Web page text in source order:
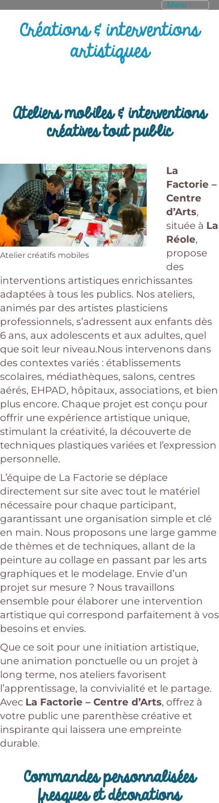
Menu
Créations & interventions
artistiques
Ateliers mobiles & interventions
créatives tout public
Atelier créatifs mobiles
La
Factorie –
Centre
d’Arts,
située à La
Réole,
propose
des
interventions artistiques enrichissantes
adaptées à tous les publics. Nos ateliers,
animés par des artistes plasticiens
professionnels, s’adressent aux enfants dès
6 ans, aux adolescents et aux adultes, quel
que soit leur niveau.Nous intervenons dans
des contextes variés : établissements
scolaires, médiathèques, salons, centres
aérés, EHPAD, hôpitaux, associations, et bien
plus encore. Chaque projet est conçu pour
offrir une expérience artistique unique,
stimulant la créativité, la découverte de
techniques plastiques variées et l’expression
personnelle.
L’équipe de La Factorie se déplace
directement sur site avec tout le matériel
nécessaire pour chaque participant,
garantissant une organisation simple et clé
en main. Nous proposons une large gamme
de thèmes et de techniques, allant de la
peinture au collage en passant par les arts
graphiques et le modelage. Envie d’un
projet sur mesure ? Nous travaillons
ensemble pour élaborer une intervention
artistique qui correspond parfaitement à vos
besoins et envies.
Que ce soit pour une initiation artistique,
une animation ponctuelle ou un projet à
long terme, nos ateliers favorisent
l’apprentissage, la convivialité et le partage.
Avec La Factorie – Centre d’Arts, offrez à
votre public une parenthèse créative et
inspirante qui laissera une empreinte
durable.
Commandes personnalisées
fresques et décorations